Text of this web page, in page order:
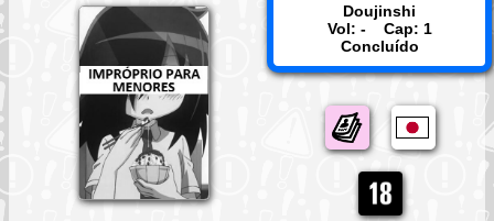
Doujinshi
Vol: - Cap: 1
Concluído